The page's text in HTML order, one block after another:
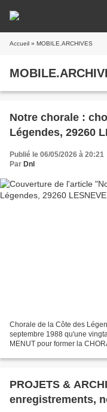
Accueil » MOBILE.ARCHIVES
Notre chorale :
Légendes, 29260
Publié le 06/05/2026 à 20:21
Par Dnl
Chorale de la Côte des
septembre 1988 qu'une
MENUT pour former la
PROJETS & ARCHIVES (projets,
enregistrements,